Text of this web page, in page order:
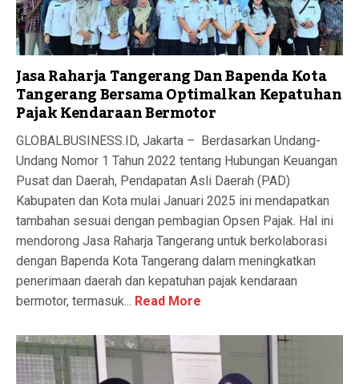
Jasa Raharja Tangerang Dan Bapenda Kota
Tangerang Bersama Optimalkan Kepatuhan
Pajak Kendaraan Bermotor
GLOBALBUSINESS.ID, Jakarta – Berdasarkan Undang-
Undang Nomor 1 Tahun 2022 tentang Hubungan Keuangan
Pusat dan Daerah, Pendapatan Asli Daerah (PAD)
Kabupaten dan Kota mulai Januari 2025 ini mendapatkan
tambahan sesuai dengan pembagian Opsen Pajak. Hal ini
mendorong Jasa Raharja Tangerang untuk berkolaborasi
dengan Bapenda Kota Tangerang dalam meningkatkan
penerimaan daerah dan kepatuhan pajak kendaraan
bermotor, termasuk... Read More